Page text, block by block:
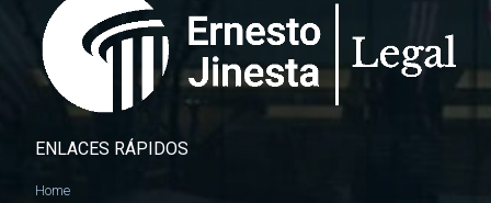
ENLACES RÁPIDOS
Home